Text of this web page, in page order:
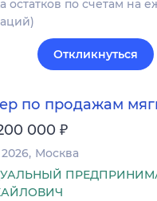
остатков по счетам на
Откликнуться
по продажам
000 ₽
Москва